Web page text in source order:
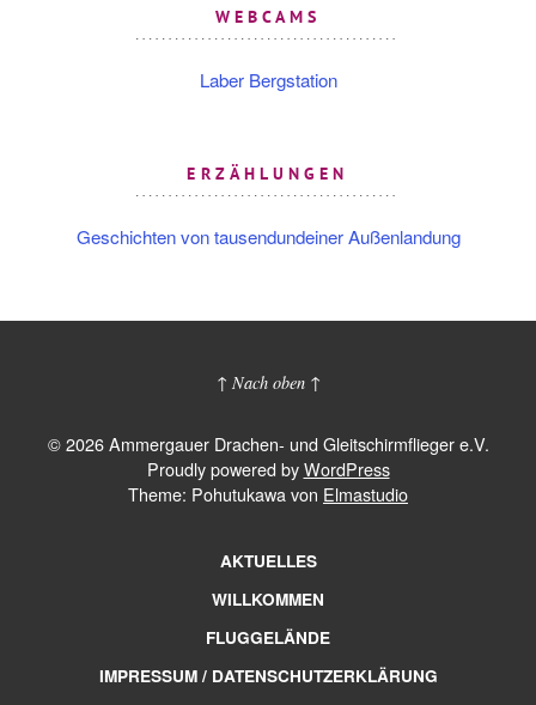
WEBCAMS
Laber Bergstation
ERZÄHLUNGEN
Geschichten von tausendundeiner Außenlandung
↑ Nach oben ↑
© 2026 Ammergauer Drachen- und Gleitschirmflieger e.V.
Proudly powered byWordPress
Theme: Pohutukawa von Elmastudio
AKTUELLES
WILLKOMMEN
FLUGGELÄNDE
IMPRESSUM / DATENSCHUTZERKLÄRUNG